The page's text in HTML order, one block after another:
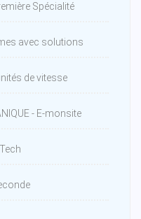
Spécialité
avec solutions
de vitesse
- E-monsite